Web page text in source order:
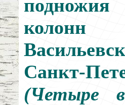
колонн
Санкт-
(Четыре